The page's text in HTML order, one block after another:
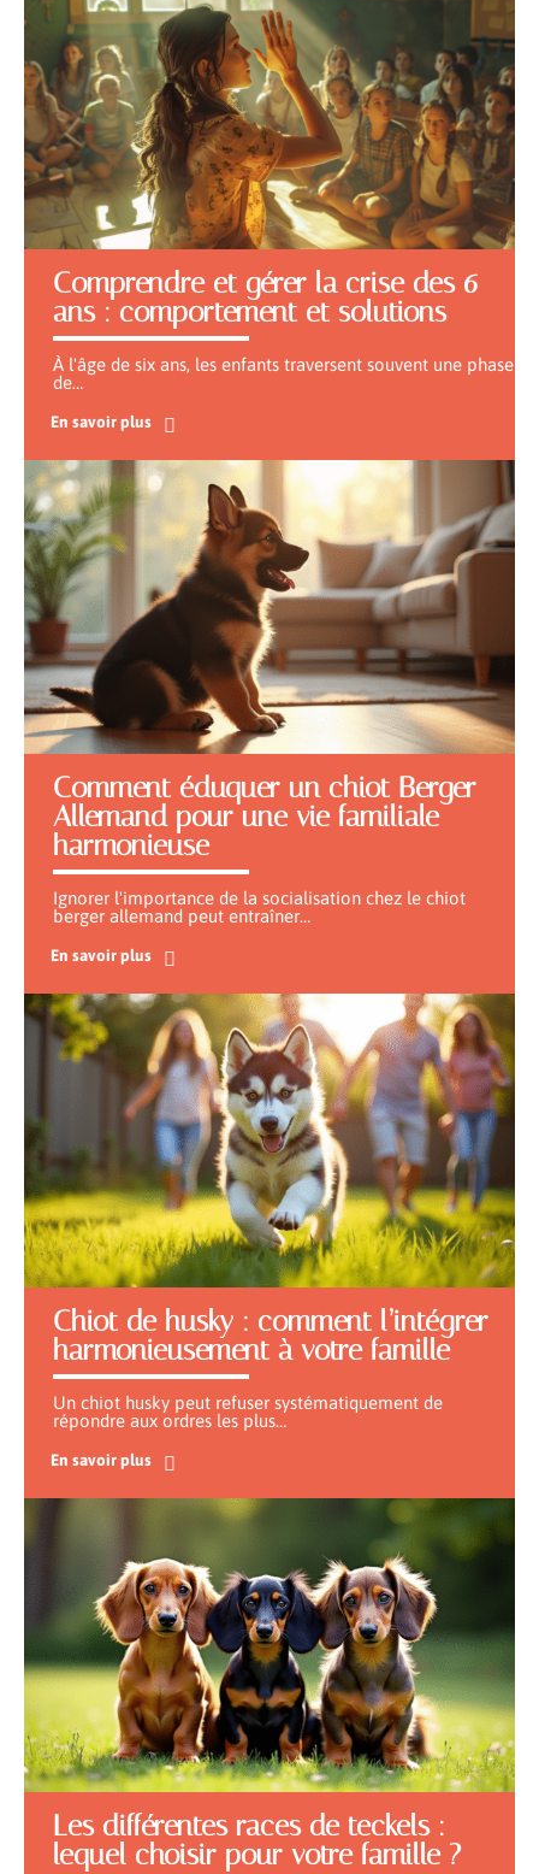
Comprendre et gérer la crise des 6
ans : comportement et solutions
À l'âge de six ans, les enfants traversent souvent une phase
de…
En savoir plus
Comment éduquer un chiot Berger
Allemand pour une vie familiale
harmonieuse
Ignorer l'importance de la socialisation chez le chiot
berger allemand peut entraîner…
En savoir plus
Chiot de husky : comment l’intégrer
harmonieusement à votre famille
Un chiot husky peut refuser systématiquement de
répondre aux ordres les plus…
En savoir plus
Les différentes races de teckels :
lequel choisir pour votre famille ?